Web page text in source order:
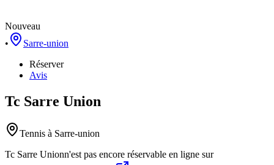
Nouveau
•
Sarre-union
Réserver
Avis
Tc Sarre Union
Tennis à Sarre-union
Tc Sarre Unionn'est pas encore réservable en ligne sur